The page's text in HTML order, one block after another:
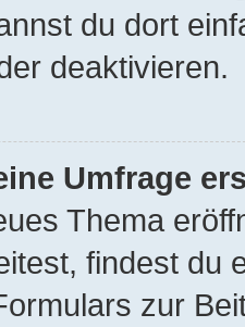
du dort
deaktivieren.
Umfrage
Thema
findest du
zur